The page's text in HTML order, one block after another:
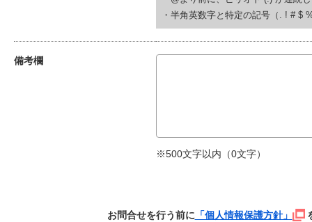
・半角英数字と特定の記号（. ! # $
備考欄
※500文字以内（0文字）
お問合せを行う前に「個人情報保護方針」